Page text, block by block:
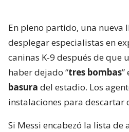
En pleno partido, una nueva
desplegar especialistas en
caninas K-9 después de que
haber dejado “tres bombas”
basura del estadio. Los
instalaciones para descartar
Si Messi encabezó la lista de